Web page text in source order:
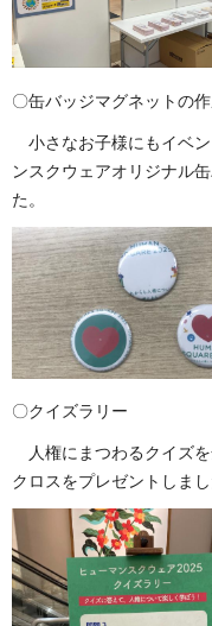
〇缶バッジマグネットの
小さなお子様にもイベ
ンスクウェアオリジナル
た。
〇クイズラリー
人権にまつわるクイズ
クロスをプレゼントしまし